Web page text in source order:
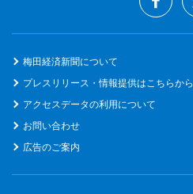
梅田経済新聞について
プレスリリース・情報提供はこちらから
アクセスデータの利用について
お問い合わせ
広告のご案内